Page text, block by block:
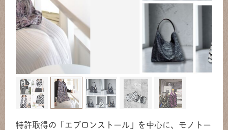
特許取得の「エプロンストール」を中心に、モノトー